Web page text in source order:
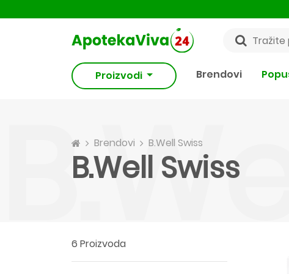
Proizvodi Brendovi
Brendovi B.Well Swiss
B.Well Swiss
6 Proizvoda